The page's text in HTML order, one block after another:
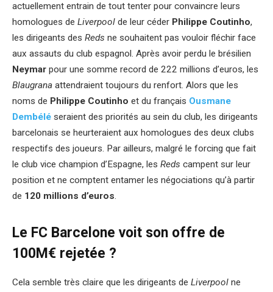
actuellement entrain de tout tenter pour convaincre leurs
homologues de Liverpool de leur céder Philippe Coutinho,
les dirigeants des Reds ne souhaitent pas vouloir fléchir face
aux assauts du club espagnol. Après avoir perdu le brésilien
Neymar pour une somme record de 222 millions d’euros, les
Blaugrana attendraient toujours du renfort. Alors que les
noms de Philippe Coutinho et du français Ousmane
Dembélé seraient des priorités au sein du club, les dirigeants
barcelonais se heurteraient aux homologues des deux clubs
respectifs des joueurs. Par ailleurs, malgré le forcing que fait
le club vice champion d’Espagne, les Reds campent sur leur
position et ne comptent entamer les négociations qu’à partir
de 120 millions d’euros.
Le FC Barcelone voit son offre de
100M€ rejetée ?
Cela semble très claire que les dirigeants de Liverpool ne